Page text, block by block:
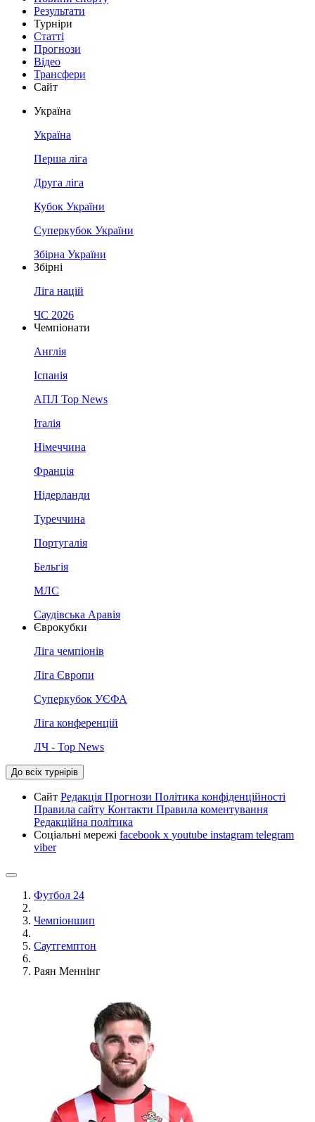
Результати
Турніри
Статті
Прогнози
Відео
Трансфери
Сайт
Україна
Україна
Перша ліга
Друга ліга
Кубок України
Суперкубок України
Збірна України
Збірні
Ліга націй
ЧС 2026
Чемпіонати
Англія
Іспанія
АПЛ Top News
Італія
Німеччина
Франція
Нідерланди
Туреччина
Португалія
Бельгія
МЛС
Саудівська Аравія
Єврокубки
Ліга чемпіонів
Ліга Європи
Суперкубок УЄФА
Ліга конференцій
ЛЧ - Top News
До всіх турнірів
Сайт Редакція Прогнози Політика конфіденційності
Правила сайту Контакти Правила коментування
Редакційна політика
Соціальні мережі facebook x youtube instagram telegram
viber
Футбол 24
Чемпіоншип
Саутгемптон
Раян Меннінг